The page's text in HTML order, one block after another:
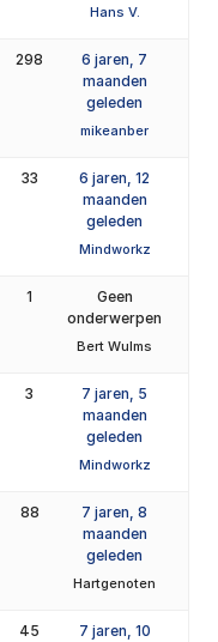
Hans V.
298
6 jaren, 7
maanden
geleden
mikeanber
33
6 jaren, 12
maanden
geleden
Mindworkz
1
Geen
onderwerpen
Bert Wulms
3
7 jaren, 5
maanden
geleden
Mindworkz
88
7 jaren, 8
maanden
geleden
Hartgenoten
45
7 jaren, 10